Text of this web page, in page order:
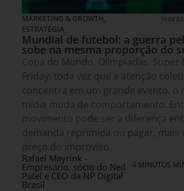
MARKETING & GROWTH,
ESTRATÉGIA
16 DE
Mundial de futebol: a guerra
sobe na mesma proporção do
Copa do Mundo, Olimpíadas, Super
Friday: toda vez que a atenção
concentra em um grande evento, o
mídia muda de comportamento.
movimento pode ser a diferença
demanda reprimida ou pagar, mais
preço do improviso.
Rafael Mayrink -
Empresário, sócio do Neil
Patel e CEO da NP Digital
Brasil
4 MINUTOS